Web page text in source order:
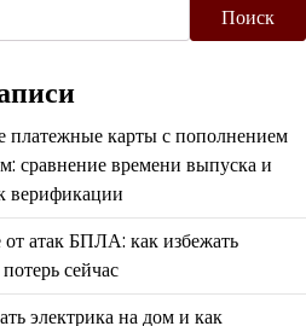
Поиск
платежные карты с пополнением
сравнение времени выпуска и
верификации
от атак БПЛА: как избежать
сейчас
электрика на дом и как